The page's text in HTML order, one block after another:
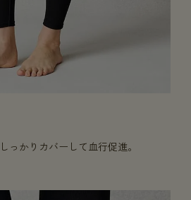
っかりカバーして血行促進。